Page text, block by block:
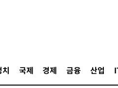
국제 경제 금융 산업
승 마감…S&P 0.6% 나스닥 1.3%↑
이지만…'낮 최고 35도' 무더위, 열대야
·성접대 논란' 축구협회 "실망과 걱정